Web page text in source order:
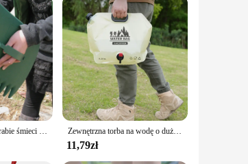
of daily use, making it a reliable partner
and enhancing your productivity. The
1 para liści ręcznie grabie śmieci odebrać pazury na podwórze ogród czyszczenie kolektora odpady śmieci Grabber ogród stoczni Zewnętrzna torba na wodę o dużej pojemności 8L przenośna składana torba na wodę samochód kempingowy torba do przechowywania miękka woda klasy spożywczej
11,79zł